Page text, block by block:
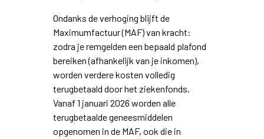
Ondanks de verhoging blijft de
Maximumfactuur (MAF) van kracht:
zodra je remgelden een bepaald plafond
bereiken (afhankelijk van je inkomen),
worden verdere kosten volledig
terugbetaald door het ziekenfonds.
Vanaf 1 januari 2026 worden alle
terugbetaalde geneesmiddelen
opgenomen in de MAF, ook die in